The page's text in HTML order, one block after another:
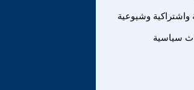
واشتراكية وشيوعية
سياسية